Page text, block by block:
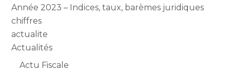
Année 2023 – Indices, taux, barèmes juridiques
chiffres
actualite
Actualités
Actu Fiscale